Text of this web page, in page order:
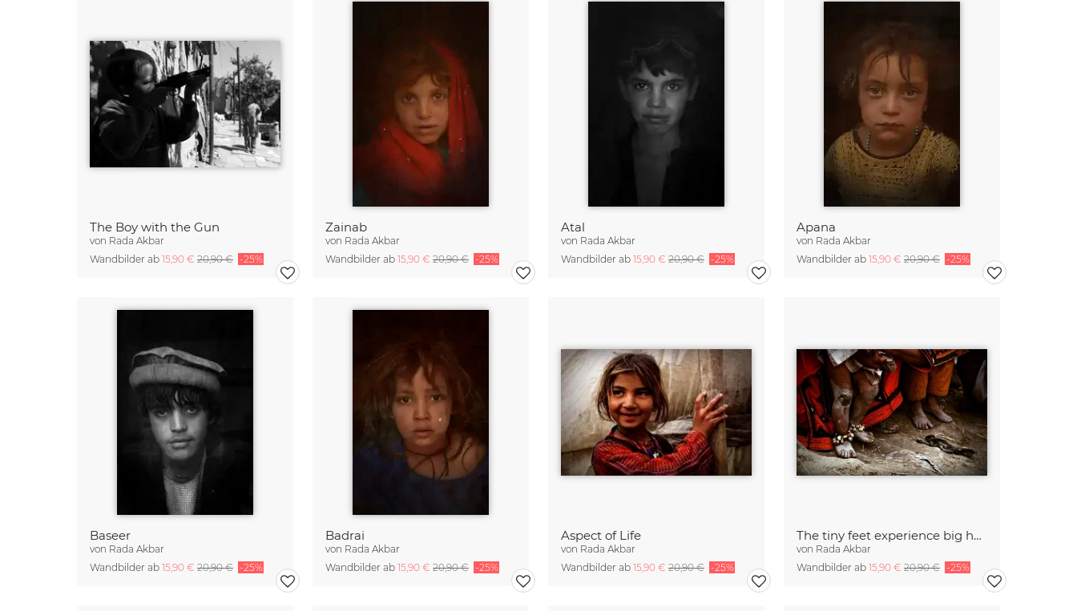
The Boy with the Gun
von Rada Akbar
Wandbilder ab 15,90 € 20,90 € -25%
Zainab
von Rada Akbar
Wandbilder ab 15,90 € 20,90 € -25%
Atal
von Rada Akbar
Wandbilder ab 15,90 € 20,90 € -25%
Apana
von Rada Akbar
Wandbilder ab 15,90 € 20,90 € -25%
Baseer
von Rada Akbar
Wandbilder ab 15,90 € 20,90 € -25%
Badrai
von Rada Akbar
Wandbilder ab 15,90 € 20,90 € -25%
Aspect of Life
von Rada Akbar
Wandbilder ab 15,90 € 20,90 € -25%
The tiny feet experience big harsh
von Rada Akbar
Wandbilder ab 15,90 € 20,90 € -25%